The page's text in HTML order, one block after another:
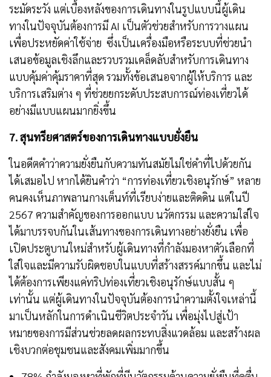
ระมัดระวัง แต่เบื้องหลังของการเดินทางในรูปแบบนี้ผู้เดิน
ทางในปัจจุบันต้องการมี AI เป็นตัวช่วยสำหรับการวางแผน
เพื่อประหยัดค่าใช้จ่าย ซึ่งเป็นเครื่องมือหรือระบบที่ช่วยนำ
เสนอข้อมูลเชิงลึกและรวบรวมเคล็ดลับสำหรับการเดินทาง
แบบคุ้มค่าคุ้มราคาที่สุด รวมทั้งข้อเสนอจากผู้ให้บริการ และ
บริการเสริมต่าง ๆ ที่ช่วยยกระดับประสบการณ์ท่องเที่ยวได้
อย่างมีแบบแผนมากยิ่งขึ้น
7.สุนทรียศาสตร์ของการเดินทางแบบยั่งยืน
ในอดีตคำว่าความยั่งยืนกับความทันสมัยไม่ใช่คำที่ไปด้วยกัน
ได้เสมอไป หากได้ยินคำว่า “การท่องเที่ยวเชิงอนุรักษ์” หลาย
คนคงเห็นภาพลานกางเต็นท์ที่เรียบง่ายและติดดิน แต่ในปี
2567 ความสำคัญของการออกแบบ นวัตกรรม และความใส่ใจ
ได้มาบรรจบกันในเส้นทางของการเดินทางอย่างยั่งยืน เพื่อ
เปิดประตูบานใหม่สำหรับผู้เดินทางที่กำลังมองหาตัวเลือกที่
ใส่ใจและมีความรับผิดชอบในแบบที่สร้างสรรค์มากขึ้น และไม่
ได้ต้องการเพียงแค่ทริปท่องเที่ยวเชิงอนุรักษ์แบบสั้น ๆ
เท่านั้น แต่ผู้เดินทางในปัจจุบันต้องการนำความตั้งใจเหล่านี้
มาเป็นหลักในการดำเนินชีวิตประจำวัน เพื่อมุ่งไปสู่เป้า
หมายของการมีส่วนช่วยลดผลกระทบสิ่งแวดล้อม และสร้างผล
เชิงบวกต่อชุมชนและสังคมเพิ่มมากขึ้น